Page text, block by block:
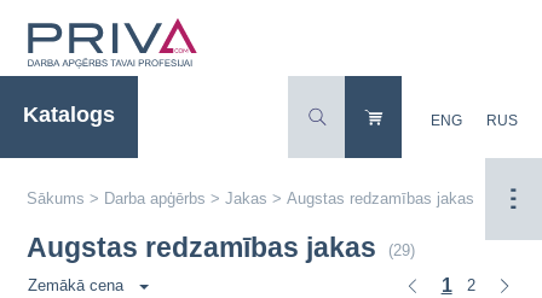
Katalogs ENG RUS
Sākums > Darba apģērbs > Jakas > Augstas redzamības jakas
Augstas redzamības jakas (29)
1 2
Zemākā cena